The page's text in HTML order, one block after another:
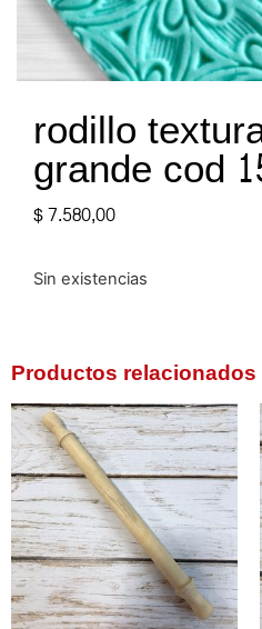
rodillo
grande cod
$7.580,00
Sin existencias
Productos relacionados